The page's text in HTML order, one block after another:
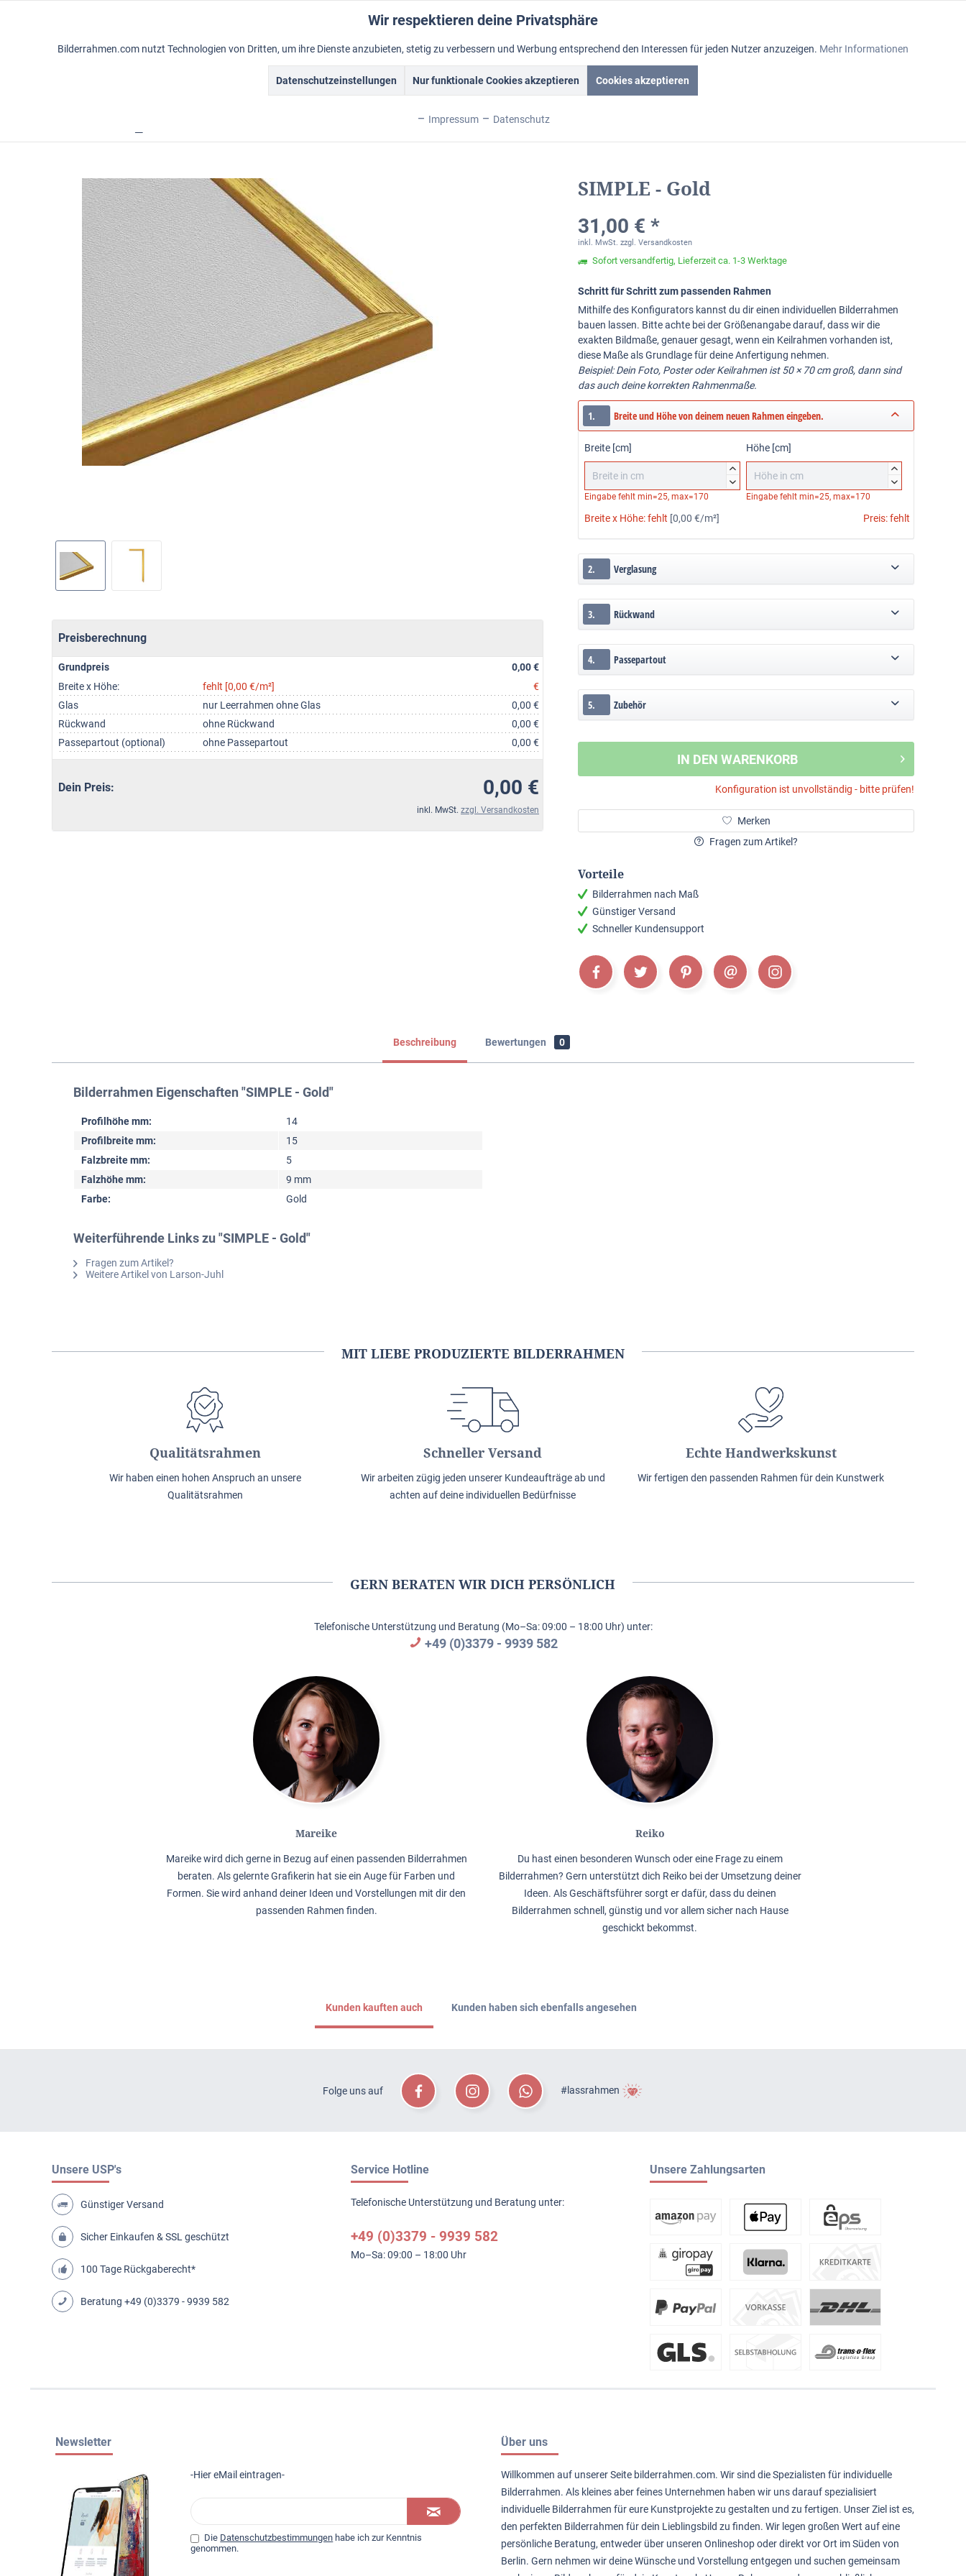
Vintagerahmen Barockrahmen Schattenfugenrahmen Fotorahmen Aluminiumrahmen
Preisberechnung
Grundpreis
0,00 €
Breite x Höhe:
fehlt [0,00 €/m²]
€
Glas
nur Leerrahmen ohne Glas
0,00 €
Rückwand
ohne Rückwand
0,00 €
Passepartout (optional)
ohne Passepartout 0,00 €
Dein Preis: 0,00 €
inkl. MwSt. zzgl. Versandkosten
SIMPLE - Gold
31,00 € *
inkl. MwSt. zzgl. Versandkosten
Sofort versandfertig, Lieferzeit ca. 1-3 Werktage
Schritt für Schritt zum passenden Rahmen
Mithilfe des Konfigurators kannst du dir einen individuellen Bilderrahmen
bauen lassen. Bitte achte bei der Größenangabe darauf, dass wir die
exakten Bildmaße, genauer gesagt, wenn ein Keilrahmen vorhanden ist,
diese Maße als Grundlage für deine Anfertigung nehmen.
Beispiel: Dein Foto, Poster oder Keilrahmen ist 50 × 70 cm groß, dann sind
das auch deine korrekten Rahmenmaße.
1. Breite und Höhe von deinem neuen Rahmen eingeben.
Breite [cm]


Höhe [cm]


Eingabe fehlt min=25, max=170 Eingabe fehlt min=25, max=170
Breite x Höhe:fehlt [0,00 €/m²] Preis:fehlt
2. Verglasung
3. Rückwand
4. Passepartout
5. Zubehör
IN DEN WARENKORB
Konfiguration ist unvollständig - bitte prüfen!
Merken
Fragen zum Artikel?
Vorteile
Bilderrahmen nach Maß
Günstiger Versand
Schneller Kundensupport
Beschreibung Bewertungen 0
Bilderrahmen Eigenschaften "SIMPLE - Gold"
Profilhöhe mm:
14
Profilbreite mm:
15
Falzbreite mm:
5
Falzhöhe mm:
9 mm
Farbe:
Gold
Weiterführende Links zu "SIMPLE - Gold"
Fragen zum Artikel?
Weitere Artikel von Larson-Juhl
MIT LIEBE PRODUZIERTE BILDERRAHMEN
Qualitätsrahmen
Wir haben einen hohen Anspruch an unsere
Qualitätsrahmen
Schneller Versand
Wir arbeiten zügig jeden unserer Kundeaufträge ab und
achten auf deine individuellen Bedürfnisse
Echte Handwerkskunst
Wir fertigen den passenden Rahmen für dein Kunstwerk
GERN BERATEN WIR DICH PERSÖNLICH
Telefonische Unterstützung und Beratung (Mo–Sa: 09:00 – 18:00 Uhr) unter:
+49 (0)3379 - 9939 582
Mareike
Mareike wird dich gerne in Bezug auf einen passenden Bilderrahmen
beraten. Als gelernte Grafikerin hat sie ein Auge für Farben und
Formen. Sie wird anhand deiner Ideen und Vorstellungen mit dir den
passenden Rahmen finden.
Reiko
Du hast einen besonderen Wunsch oder eine Frage zu einem
Bilderrahmen? Gern unterstützt dich Reiko bei der Umsetzung deiner
Ideen. Als Geschäftsführer sorgt er dafür, dass du deinen
Bilderrahmen schnell, günstig und vor allem sicher nach Hause
geschickt bekommst.
Kunden kauften auch Kunden haben sich ebenfalls angesehen
Folge uns auf #lassrahmen
Unsere USP's
Günstiger Versand
Sicher Einkaufen & SSL geschützt
100 Tage Rückgaberecht*
Beratung +49 (0)3379 - 9939 582
Service Hotline
Telefonische Unterstützung und Beratung unter:
+49 (0)3379 - 9939 582
Mo–Sa: 09:00 – 18:00 Uhr
Unsere Zahlungsarten
Newsletter
-Hier eMail eintragen-
Die Datenschutzbestimmungen habe ich zur Kenntnis
genommen.
Über uns
Willkommen auf unserer Seite bilderrahmen.com. Wir sind die Spezialisten für individuelle
Bilderrahmen. Als kleines aber feines Unternehmen haben wir uns darauf spezialisiert
individuelle Bilderrahmen für eure Kunstprojekte zu gestalten und zu fertigen. Unser Ziel ist es,
den perfekten Bilderrahmen für dein Lieblingsbild zu finden. Wir legen großen Wert auf eine
persönliche Beratung, entweder über unseren Onlineshop oder direkt vor Ort im Süden von
Berlin. Gern nehmen wir deine Wünsche und Vorstellung entgegen und suchen gemeinsam
Service
Wir respektieren deine Privatsphäre
Bilderrahmen.com nutzt Technologien von Dritten, um ihre Dienste anzubieten, stetig zu verbessern und Werbung entsprechend den Interessen für jeden Nutzer anzuzeigen. Mehr Informationen
Datenschutzeinstellungen Nur funktionale Cookies akzeptieren Cookies akzeptieren
Impressum Datenschutz